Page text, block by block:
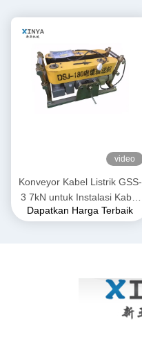
video
Konveyor Kabel Listrik GSS-
3 7kN untuk Instalasi Kabel
Bawah Tanah
Dapatkan Harga Terbaik